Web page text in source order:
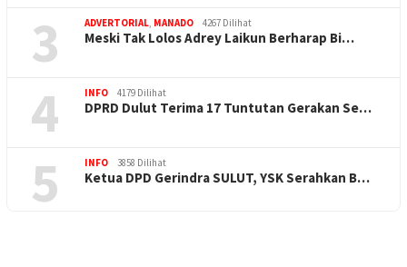
3 ADVERTORIAL MANADO 4267 Dilihat
Meski Tak Lolos Adrey Laikun Berharap Bi…
4 INFO 4179 Dilihat
DPRD Dulut Terima 17 Tuntutan Gerakan Se…
5 INFO 3858 Dilihat
Ketua DPD Gerindra SULUT, YSK Serahkan B…